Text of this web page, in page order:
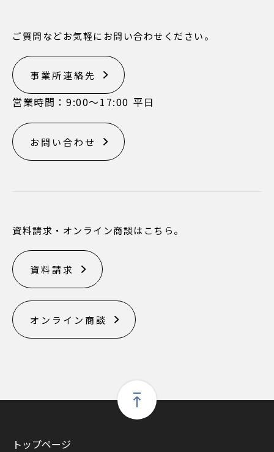
ご質問などお気軽にお問い合わせください。
事業所連絡先
営業時間：9:00〜17:00 平日
お問い合わせ
資料請求・オンライン商談はこちら。
資料請求
オンライン商談
トップページ